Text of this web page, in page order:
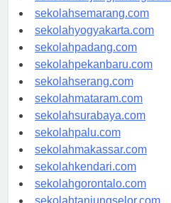
sekolahtanjungpinang.com
sekolahsemarang.com
sekolahyogyakarta.com
sekolahpadang.com
sekolahpekanbaru.com
sekolahserang.com
sekolahmataram.com
sekolahsurabaya.com
sekolahpalu.com
sekolahmakassar.com
sekolahkendari.com
sekolahgorontalo.com